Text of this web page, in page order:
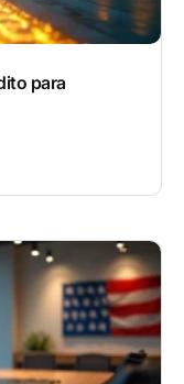
para